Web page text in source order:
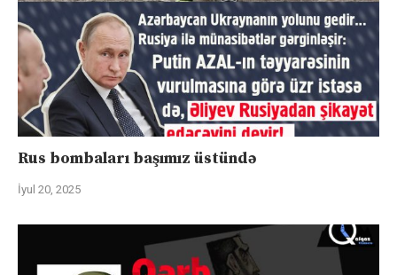
Rus bombaları başımız üstündə
İyul 20, 2025